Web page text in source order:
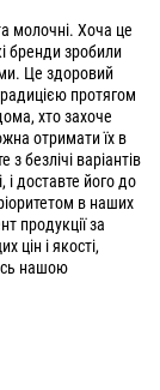
молочні. Хоча це
бренди зробили
Це здоровий
протягом
хто захоче
отримати їх в
безлічі варіантів
і доставте його до
в наших
продукції за
цін і якості,
нашою